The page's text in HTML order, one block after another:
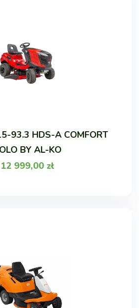
93.3 HDS-A COMFORT
BY AL-KO
12 999,00 zł